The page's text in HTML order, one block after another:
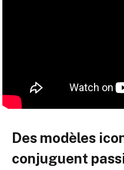
Des modèles
conjuguent